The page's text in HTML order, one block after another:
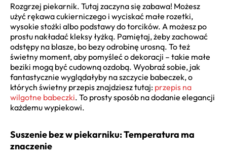
Rozgrzej piekarnik. Tutaj zaczyna się zabawa! Możesz
użyć rękawa cukierniczego i wyciskać małe rozetki,
wysokie stożki albo podstawy do torcików. A możesz po
prostu nakładać kleksy łyżką. Pamiętaj, żeby zachować
odstępy na blasze, bo bezy odrobinę urosną. To też
świetny moment, aby pomyśleć o dekoracji – takie małe
beziki mogą być cudowną ozdobą. Wyobraź sobie, jak
fantastycznie wyglądałyby na szczycie babeczek, o
których świetny przepis znajdziesz tutaj: przepis na
wilgotne babeczki. To prosty sposób na dodanie elegancji
każdemu wypiekowi.
Suszenie bez w piekarniku: Temperatura ma
znaczenie